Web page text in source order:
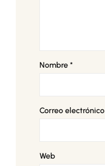
Nombre *
Correo electrónico
Web